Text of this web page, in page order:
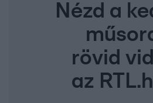
Nézd a
rövid
az